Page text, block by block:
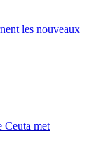
les nouveaux
Ceuta met